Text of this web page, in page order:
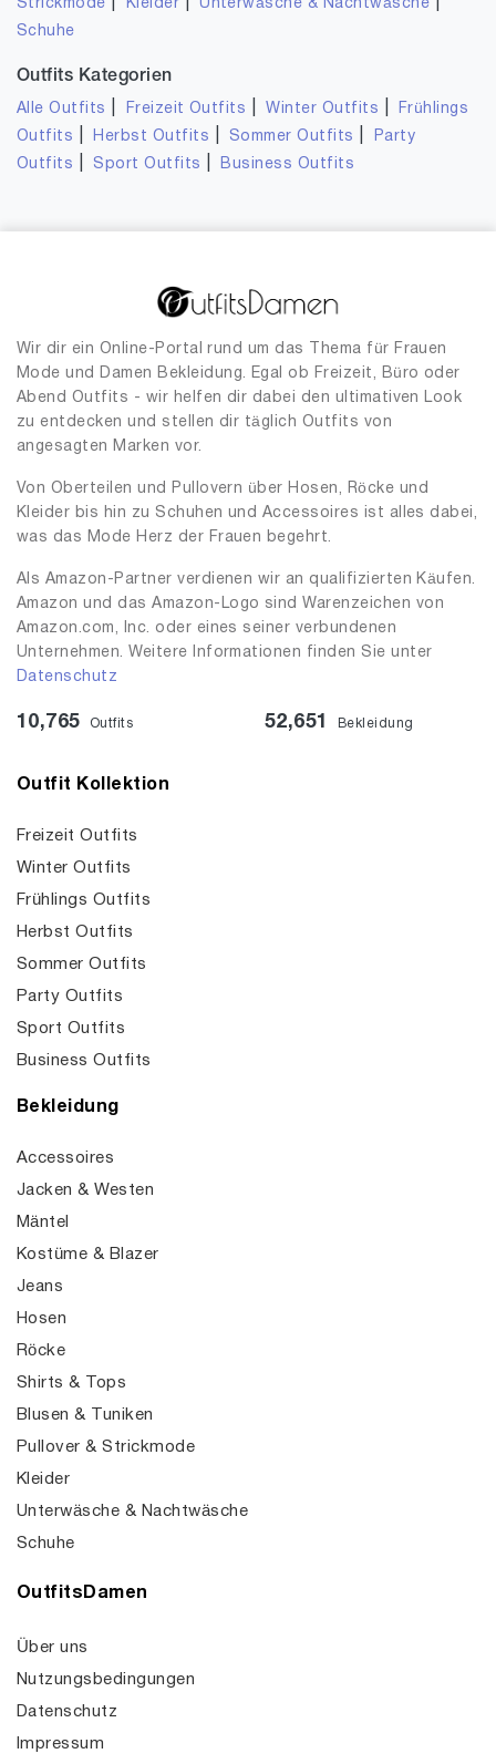
Strickmode
Kleider |Unterwäsche & Nachtwäsche
Schuhe
Outfits Kategorien
Alle Outfits Freizeit Outfits |Winter Outfits
Frühlings
Outfits
Herbst Outfits Sommer Outfits
Party
Outfits
Sport Outfits Business Outfits
Wir dir ein Online-Portal rund um das Thema für Frauen
Mode und Damen Bekleidung. Egal ob Freizeit, Büro oder
Abend Outfits - wir helfen dir dabei den ultimativen Look
zu entdecken und stellen dir täglich Outfits von
angesagten Marken vor.
Von Oberteilen und Pullovern über Hosen, Röcke und
Kleider bis hin zu Schuhen und Accessoires ist alles dabei,
was das Mode Herz der Frauen begehrt.
Als Amazon-Partner verdienen wir an qualifizierten Käufen.
Amazon und das Amazon-Logo sind Warenzeichen von
Amazon.com, Inc. oder eines seiner verbundenen
Unternehmen. Weitere Informationen finden Sie unter
Datenschutz
10,765 Outfits 52,651 Bekleidung
Outfit Kollektion
Freizeit Outfits
Winter Outfits
Frühlings Outfits
Herbst Outfits
Sommer Outfits
Party Outfits
Sport Outfits
Business Outfits
Bekleidung
Accessoires
Jacken & Westen
Mäntel
Kostüme & Blazer
Jeans
Hosen
Röcke
Shirts & Tops
Blusen & Tuniken
Pullover & Strickmode
Kleider
Unterwäsche & Nachtwäsche
Schuhe
OutfitsDamen
Über uns
Nutzungsbedingungen
Datenschutz
Impressum